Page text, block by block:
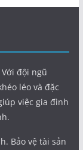
đội ngũ
léo và đặc
việc gia đình
Bảo vệ tài sản